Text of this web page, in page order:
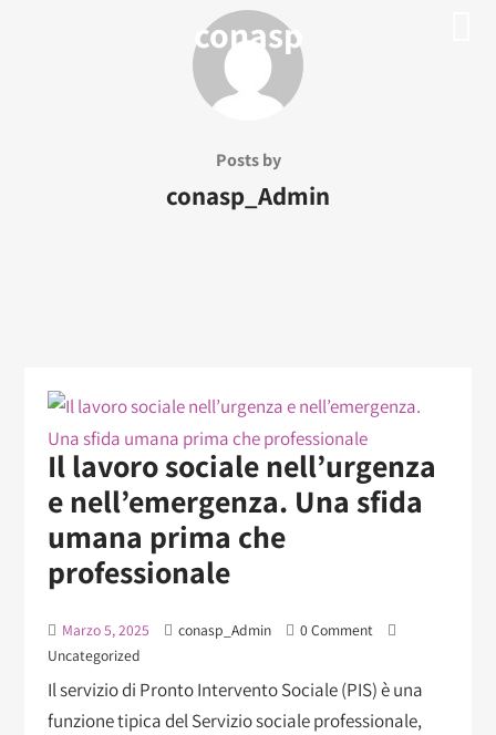
conasp
Posts by
conasp_Admin
Il lavoro sociale nell’urgenza
e nell’emergenza. Una sfida
umana prima che
professionale
Marzo 5, 2025 conasp_Admin
0 Comment
Uncategorized
Il servizio di Pronto Intervento Sociale (PIS) è una
funzione tipica del Servizio sociale professionale,